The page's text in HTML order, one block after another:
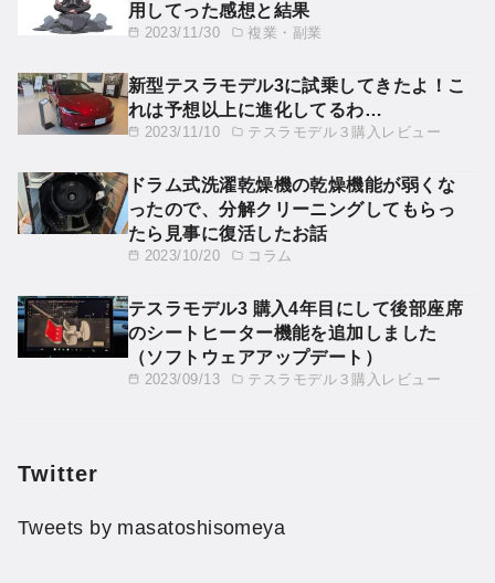
2023/11/30 複業・副業
用してった感想と結果
2023/11/10 テスラモデル３購入レビュー
新型テスラモデル3に試乗してきたよ！こ
れは予想以上に進化してるわ…
2023/10/20 コラム
ドラム式洗濯乾燥機の乾燥機能が弱くな
ったので、分解クリーニングしてもらっ
たら見事に復活したお話
2023/09/13 テスラモデル３購入レビュー
テスラモデル3 購入4年目にして後部座席
のシートヒーター機能を追加しました
（ソフトウェアアップデート）
Twitter
Tweets by masatoshisomeya